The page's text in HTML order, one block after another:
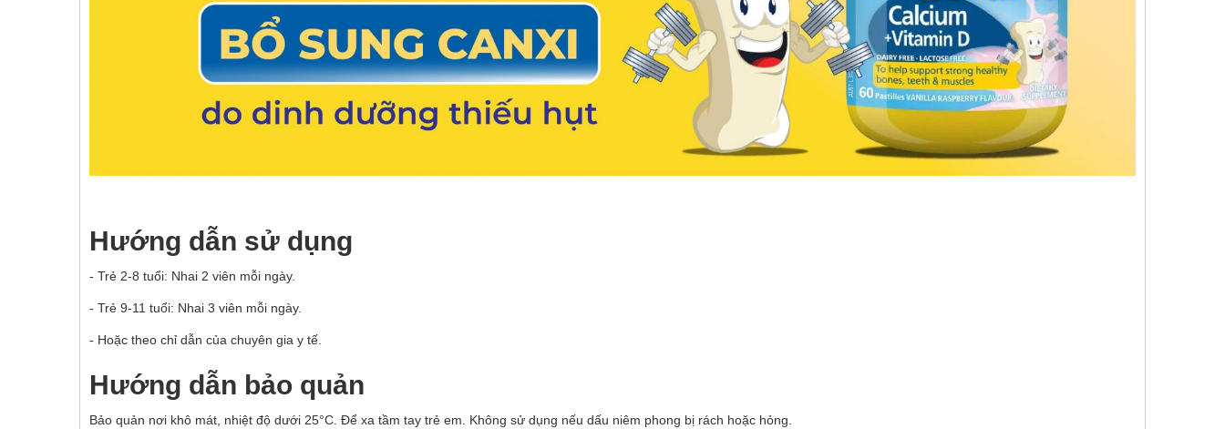
Hướng dẫn sử dụng
- Trẻ 2-8 tuổi: Nhai 2 viên mỗi ngày.
- Trẻ 9-11 tuổi: Nhai 3 viên mỗi ngày.
- Hoặc theo chỉ dẫn của chuyên gia y tế.
Hướng dẫn bảo quản
Bảo quản nơi khô mát, nhiệt độ dưới 25°C. Để xa tầm tay trẻ em. Không sử dụng nếu dấu niêm phong bị rách hoặc hỏng.